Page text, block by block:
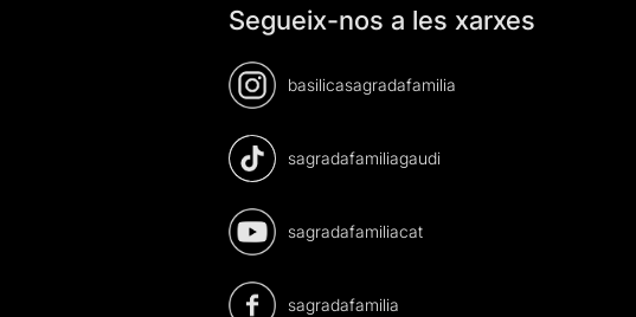
Segueix-nos a les xarxes
basilicasagradafamilia
sagradafamiliagaudi
sagradafamiliacat
sagradafamilia